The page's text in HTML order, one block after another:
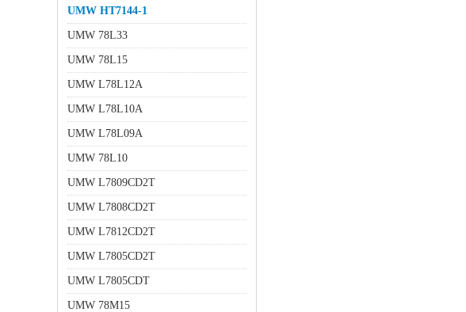
UMW HT7144-1
UMW 78L33
UMW 78L15
UMW L78L12A
UMW L78L10A
UMW L78L09A
UMW 78L10
UMW L7809CD2T
UMW L7808CD2T
UMW L7812CD2T
UMW L7805CD2T
UMW L7805CDT
UMW 78M15